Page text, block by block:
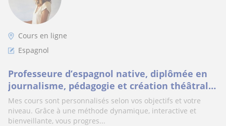
Cours en ligne
Espagnol
Professeure d’espagnol native, diplômée en
journalisme, pédagogie et création théâtrale,
avec plus de 20 ans d’expérience.
Mes cours sont personnalisés selon vos objectifs et votre
niveau. Grâce à une méthode dynamique, interactive et
bienveillante, vous progres...